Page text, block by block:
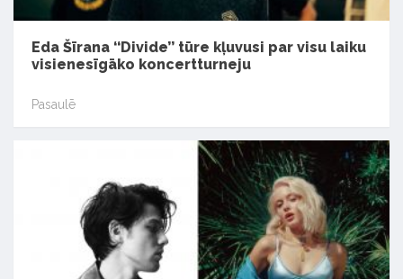
Eda Šīrana ‘‘Divide’’ tūre kļuvusi par visu laiku
visienesīgāko koncertturneju
Pasaulē